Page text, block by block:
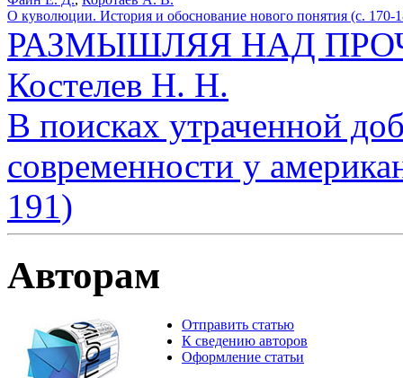
О куволюции. История и обоснование нового понятия (с. 170-
РАЗМЫШЛЯЯ НАД
Костелев Н. Н.
В поисках утраченной
современности у
191)
Авторам
Отправить статью
К сведению авторов
Оформление статьи